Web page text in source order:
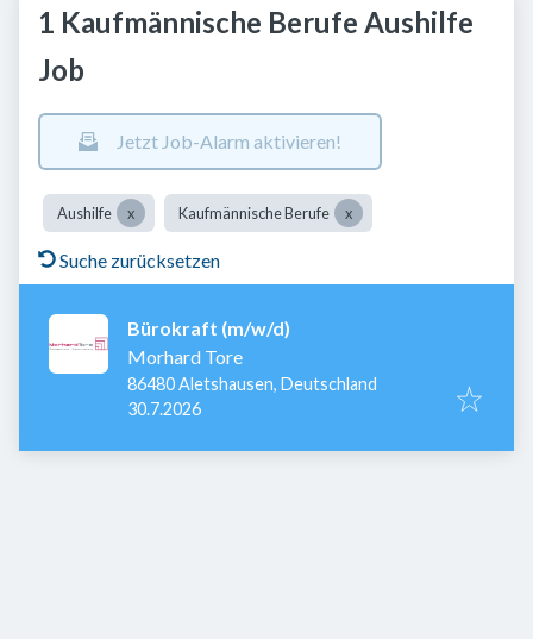
1 Kaufmännische Berufe Aushilfe
Job
Jetzt Job-Alarm aktivieren!
Aushilfe Kaufmännische Berufe
Suche zurücksetzen
Bürokraft (m/w/d)
Morhard Tore
86480 Aletshausen, Deutschland
Veröffentlicht
30.7.2026